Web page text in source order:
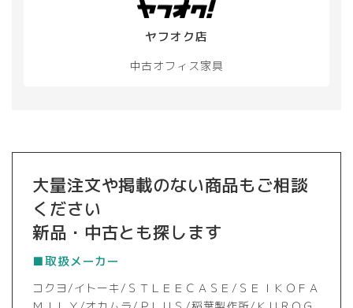
ヤフオク店
中古オフィス家具
大量注文や掲載のない商品もご相談
ください
新品・中古とも探します
■取扱メーカー
コクヨ/イトーキ/ＳＴＬＥＥＣＡＳＥ/ＳＥＩＫＯＦＡ